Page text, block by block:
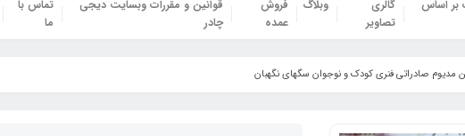
بر اساس
گالری
تصاویر
وبلاگ
فروش
عمده
قوانین و مقررات وبسایت دیجی
چادر
تماس با
ما
مدیوم صادراتی فنری کودک و نوجوان سگهای نگهبان‌